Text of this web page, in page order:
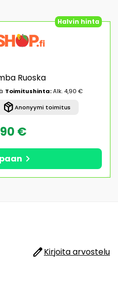
Halvin hinta
Ruoska
Toimitushinta:Alk. 4,90 €
package_2Anonyymi toimitus
€
chevron_right
editKirjoita arvostelu